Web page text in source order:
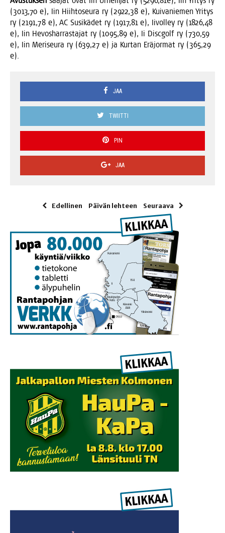
(3013,70 e), Iin Hiih­to­seu­ra ry (2922,38 e), Kui­va­nie­men Yri­tys
ry (2191,78 e), AC Susi­kä­det ry (1917,81 e), Iivol­ley ry (1826,48
e), Iin Hevos­har­ras­ta­jat ry (1095,89 e), Ii Disc­golf ry (730,59
e), Iin Meri­seu­ra ry (639,27 e) ja Kur­tan Erä­jor­mat ry (365,29
e).
JAA
TWIITTI
PIN
JAA
Edellinen Päivän lehteen Seuraava